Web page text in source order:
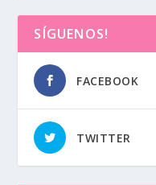
SÍGUENOS!
FACEBOOK
TWITTER